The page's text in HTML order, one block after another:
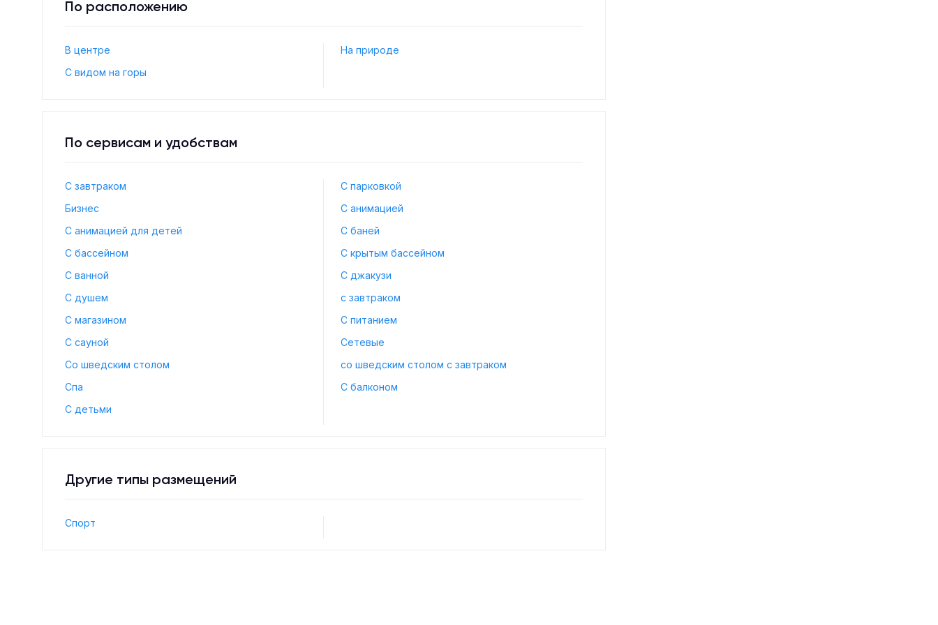
По расположению
В центре
На природе
С видом на горы
По сервисам и удобствам
С завтраком
С парковкой
Бизнес
С анимацией
С анимацией для детей
С баней
С бассейном
С крытым бассейном
С ванной
С джакузи
С душем
с завтраком
С магазином
С питанием
С сауной
Сетевые
Со шведским столом
со шведским столом с завтраком
Спа
С балконом
С детьми
Другие типы размещений
Спорт